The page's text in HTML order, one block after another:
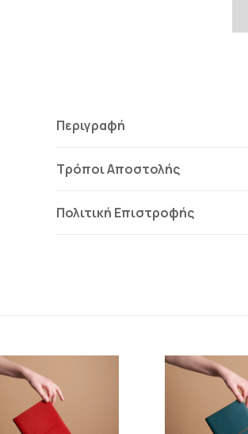
Περιγραφή
Τρόποι Αποστολής
Πολιτική Επιστροφής